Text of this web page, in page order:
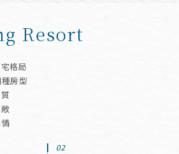
Resort
格局
房型